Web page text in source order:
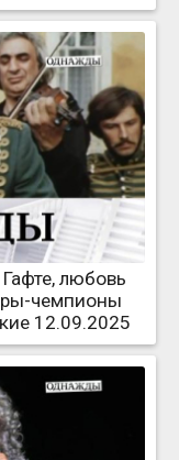
любовь
чемпионы
12.09.2025